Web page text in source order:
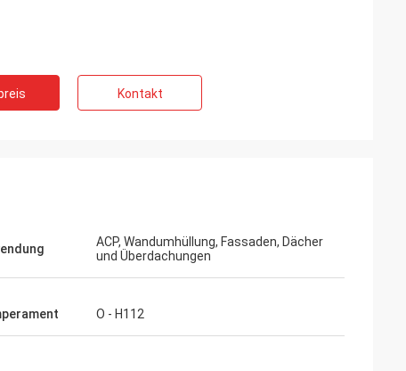
Kontakt
ACP, Wandumhüllung, Fassaden, Dächer
und Überdachungen
O - H112